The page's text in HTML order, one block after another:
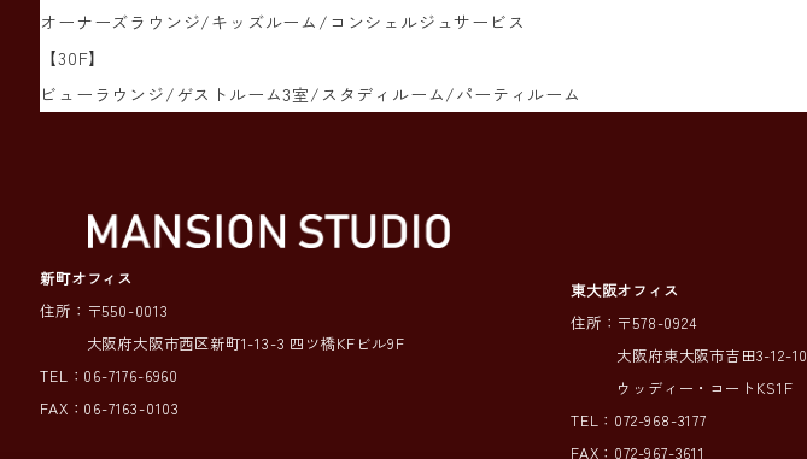
オーナーズラウンジ/キッズルーム/コンシェルジュサービス
【30F】
ビューラウンジ/ゲストルーム3室/スタディルーム/パーティルーム
新町オフィス
住所：〒550-0013
大阪府大阪市西区新町1-13-3 四ツ橋KFビル9F
TEL：06-7176-6960
FAX：06-7163-0103
東大阪オフィス
住所：〒578-0924
大阪府東大阪市吉田3-12-10
ウッディー・コートKS1F
TEL：072-968-3177
FAX：072-967-3611